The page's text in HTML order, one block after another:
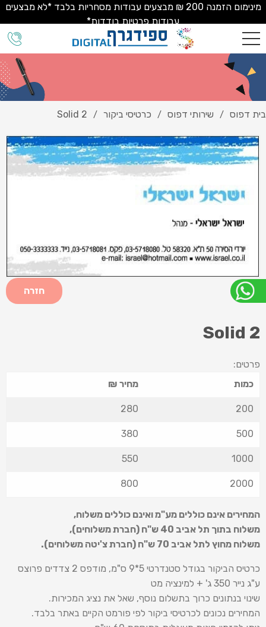
מינימום הזמנה 200 ₪ מבצעים עבודות מסחריות בלבד *לא מבצעים
עבודות פרטיות בודדות*
בית דפוס / שירותי דפוס / כרטיסי ביקור /
Solid 2
חזרה
Solid 2
פרטים:
כמות
מחיר ₪
200
280
500
380
1000
550
2000
800
המחירים אינם כוללים מע"מ ואינם כוללים משלוח,
משלוח בתוך תל אביב 40 ש
"ח (חברת משלוחים),
משלוח מחוץ לתל אביב 70 ש
"ח (חברת צ'יטה משלוחים).
כרטיס הביקור בגודל סטנדרטי 5*9 ס"מ, מודפס 2 צדדים פרוצס
ע"ג נייר 350 ג' + למינציה מט
שינוי בנתונים כרוך בתשלום נוסף, שאל את נציג המכירות.
המחירים נכונים לכרטיסי ביקור לפי פורמט הקיים באתר בלבד.